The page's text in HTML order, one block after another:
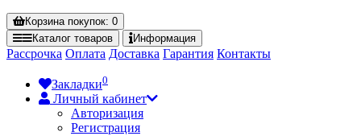
Корзинапокупок: 0
Каталог товаров Информация
Рассрочка Оплата Доставка Гарантия Контакты
Закладки0
Личный кабинет
Авторизация
Регистрация